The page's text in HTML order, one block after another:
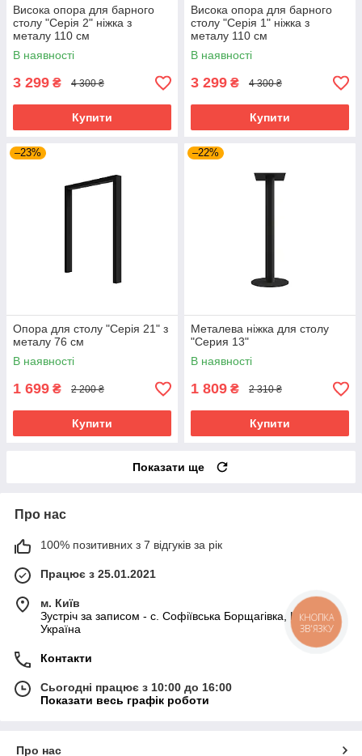
Висока опора для барного
столу "Серія 2" ніжка з
металу 110 см
В наявності
3 299 ₴ 4 300 ₴
Купити
Висока опора для барного
столу "Серія 1" ніжка з
металу 110 см
В наявності
3 299 ₴ 4 300 ₴
Купити
–23%
Опора для столу "Серія 21" з
металу 76 см
В наявності
1 699 ₴ 2 200 ₴
Купити
–22%
Металева ніжка для столу
"Серия 13"
В наявності
1 809 ₴ 2 310 ₴
Купити
Показати ще
Про нас
100% позитивних з 7 відгуків за рік
Працює з 25.01.2021
м. Київ
Зустріч за записом - с. Софіївська Борщагівка, Київ,
Україна
Контакти
Сьогодні працює з 10:00 до 16:00
Показати весь графік роботи
Про нас
КНОПКА
ЗВ'ЯЗКУ